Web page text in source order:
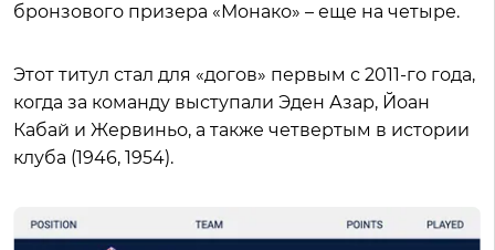
бронзового призера «Монако» – еще на четыре.
Этот титул стал для «догов» первым с 2011-го года,
когда за команду выступали Эден Азар, Йоан
Кабай и Жервиньо, а также четвертым в истории
клуба (1946, 1954).